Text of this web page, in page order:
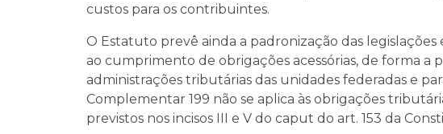
custos para os contribuintes.
O Estatuto prevê ainda a padronização das legislações
ao cumprimento de obrigações acessórias, de forma a
administrações tributárias das unidades federadas e
Complementar 199 não se aplica às obrigações
previstos nos incisos III e V do caput do art. 153 da